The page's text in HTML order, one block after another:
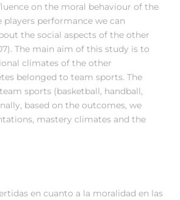
on the moral behaviour of the
performance we can
the social aspects of the other
The main aim of this study is to
climates of the other
belonged to team sports. The
sports (basketball, handball,
based on the outcomes, we
mastery climates and the
en cuanto a la moralidad en las